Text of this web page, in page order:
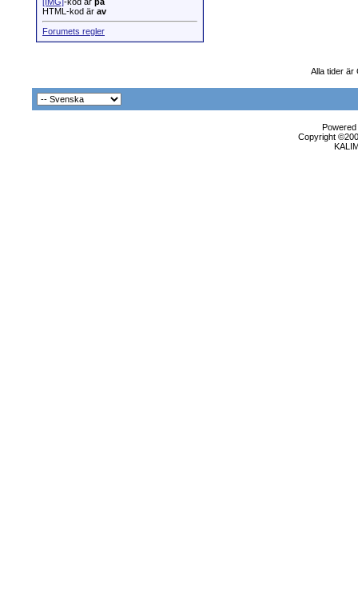
HTML-kod är av
Forumets regler
Alla tider är
Copyright